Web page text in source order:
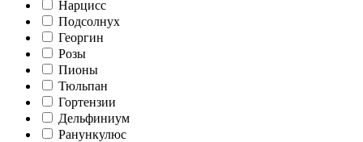
Нарцисс
Подсолнух
Георгин
Розы
Пионы
Тюльпан
Гортензии
Дельфиниум
Ранункулюс